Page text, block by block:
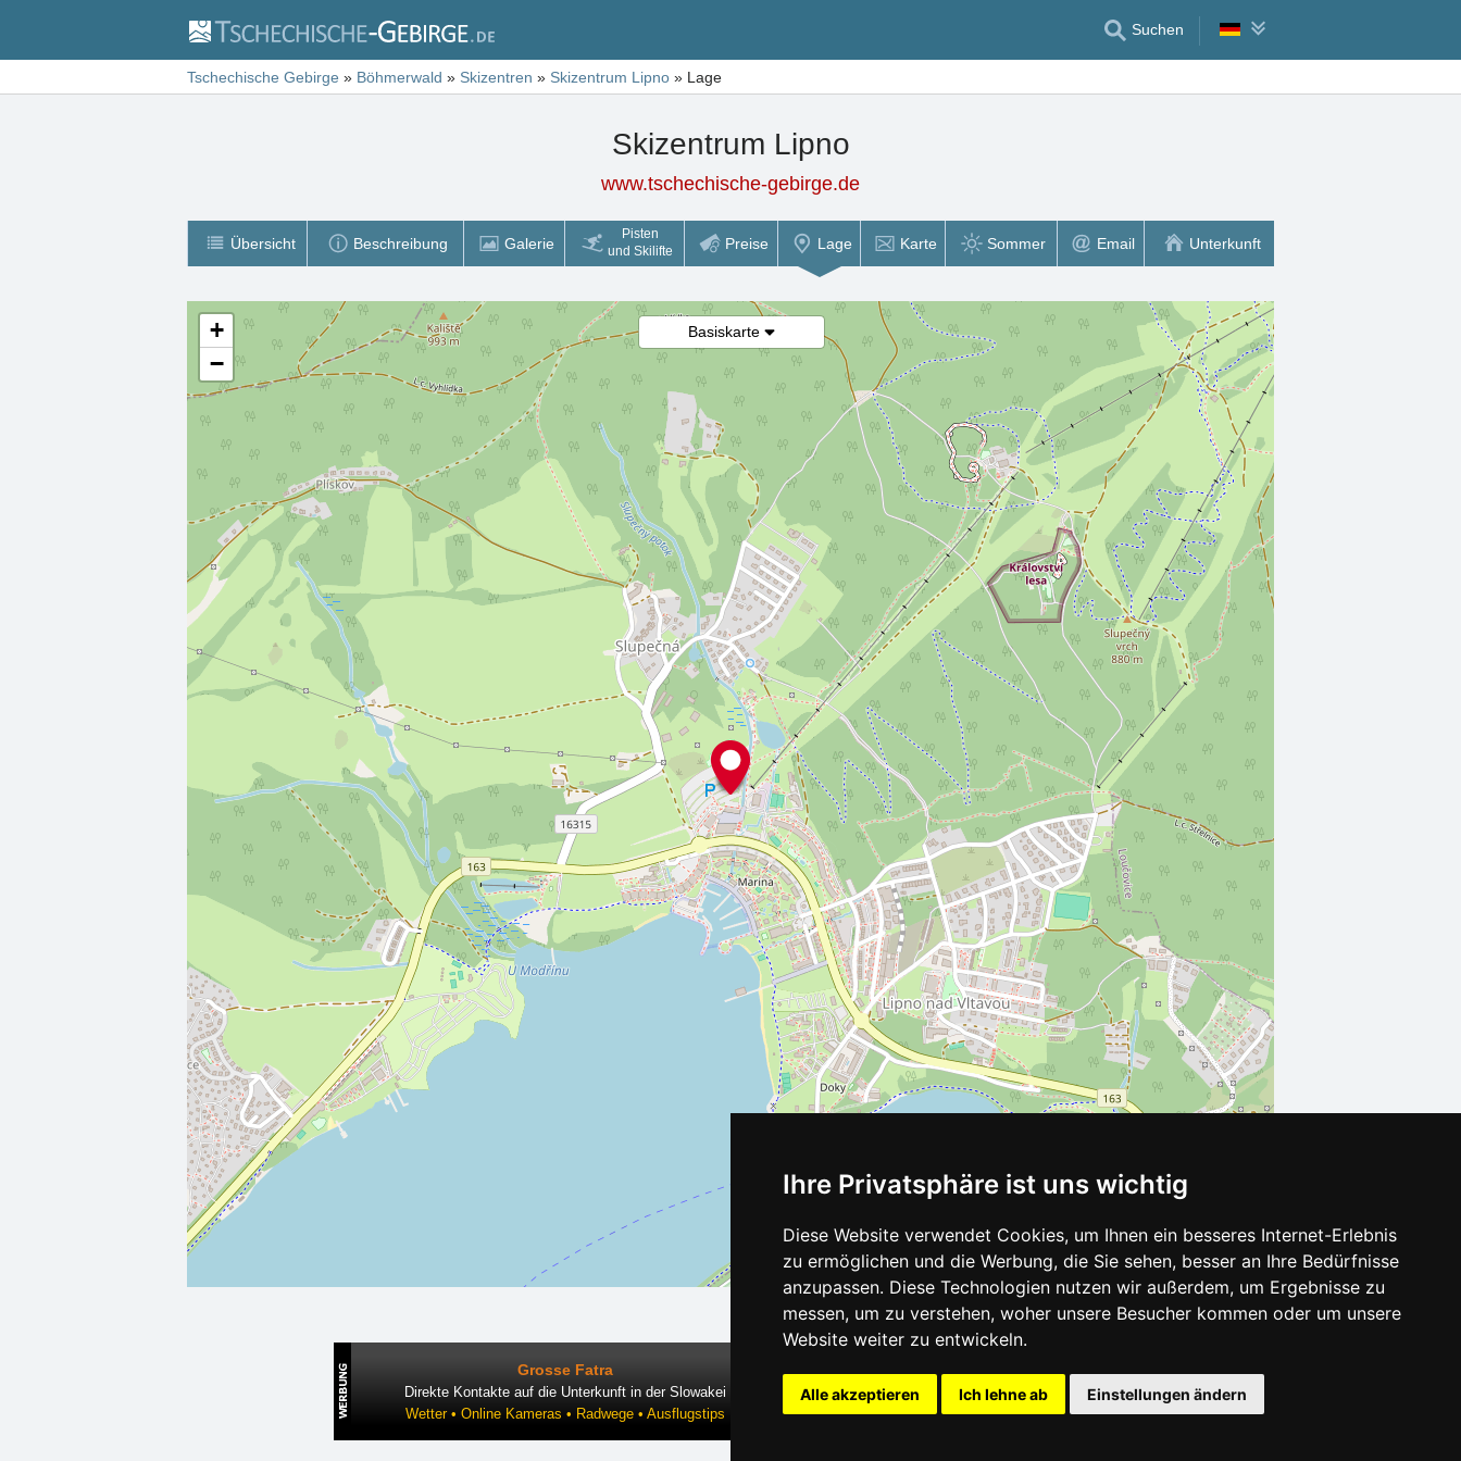
Ihre Privatsphäre ist uns wichtig
Diese Website verwendet Cookies, um Ihnen ein besseres Internet-Erlebnis
zu ermöglichen und die Werbung, die Sie sehen, besser an Ihre Bedürfnisse
anzupassen. Diese Technologien nutzen wir außerdem, um Ergebnisse zu
messen, um zu verstehen, woher unsere Besucher kommen oder um unsere
Website weiter zu entwickeln.
Alle akzeptieren Ich lehne ab Einstellungen ändern
Suchen
Tschechische Gebirge » Böhmerwald » Skizentren » Skizentrum Lipno » Lage
Skizentrum Lipno
www.tschechische-gebirge.de
Übersicht Beschreibung Galerie
Pisten
und Skilifte
Preise Lage Karte Sommer Email Unterkunft
Basiskarte
+
−
Leaflet OpenStreetMapcontributors
Grosse Fatra
Direkte Kontakte auf die Unterkunft in der Slowakei
Wetter • Online Kameras • Radwege • Ausflugstips